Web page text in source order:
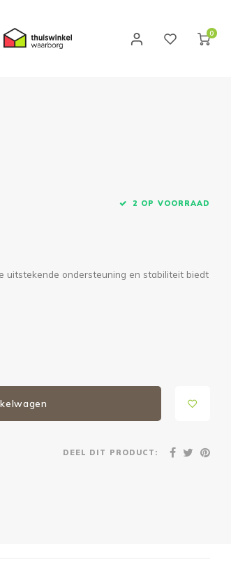
0
2 OP VOORRAAD
uitstekende ondersteuning en stabiliteit biedt
DEEL DIT PRODUCT: